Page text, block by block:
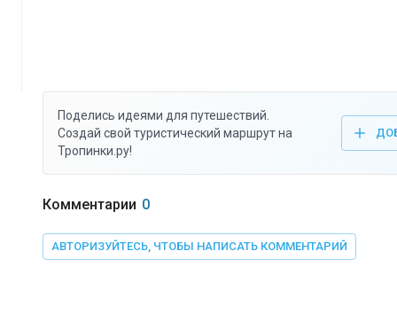
Поделись идеями для путешествий.
Создай свой туристический маршрут на
Тропинки.ру!
Комментарии 0
АВТОРИЗУЙТЕСЬ, ЧТОБЫ НАПИСАТЬ КОММЕНТАРИЙ